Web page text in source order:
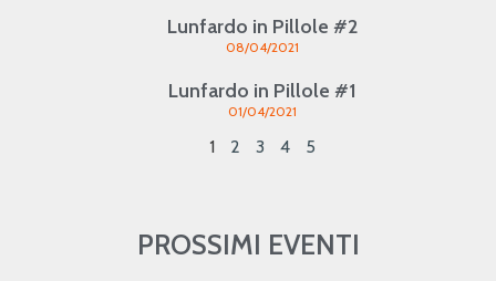
Lunfardo in Pillole #2
08/04/2021
Lunfardo in Pillole #1
01/04/2021
1 2 3 4 5
PROSSIMI EVENTI